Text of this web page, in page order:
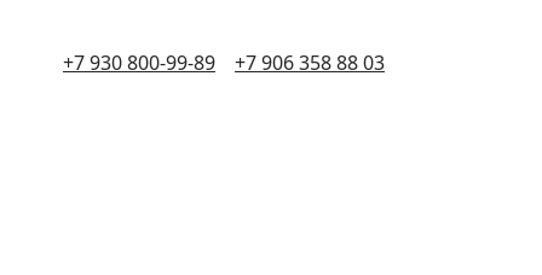
+7 930 800-99-89 +7 906 358 88 03